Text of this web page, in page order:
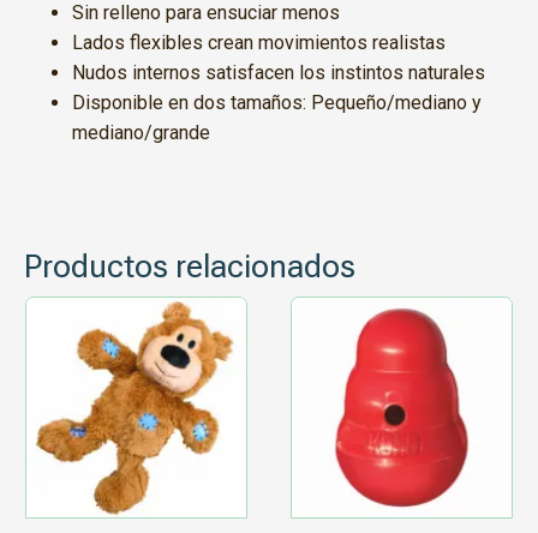
Sin relleno para ensuciar menos
Lados flexibles crean movimientos realistas
Nudos internos satisfacen los instintos naturales
Disponible en dos tamaños: Pequeño/mediano y
mediano/grande
Productos relacionados
Este
producto
múltiples
variantes.
Las
opciones
elegir
Este
producto
múltiples
variantes.
opciones
elegir